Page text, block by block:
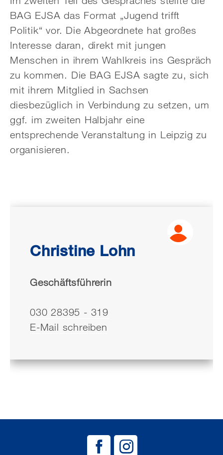
BAG EJSA das Format „Jugend trifft
Politik“ vor. Die Abgeordnete hat großes
Interesse daran, direkt mit jungen
Menschen in ihrem Wahlkreis ins Gespräch
zu kommen. Die BAG EJSA sagte zu, sich
mit ihrem Mitglied in Sachsen
diesbezüglich in Verbindung zu setzen, um
ggf. im zweiten Halbjahr eine
entsprechende Veranstaltung in Leipzig zu
organisieren.
Christine Lohn
Geschäftsführerin
030 28395 - 319
E-Mail schreiben
BAG EJSA